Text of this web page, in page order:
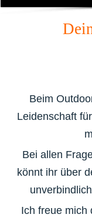
Beim
Leidenschaft
Bei allen
könnt ihr über
Ich freue mich